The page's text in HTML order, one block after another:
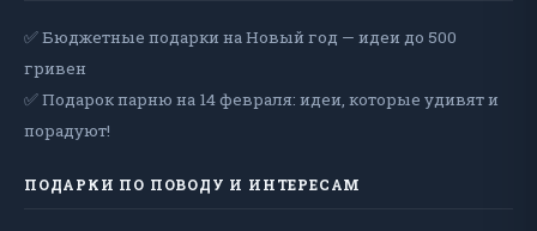
✅ Бюджетные подарки на Новый год — идеи до 500
гривен
✅ Подарок парню на 14 февраля: идеи, которые удивят и
порадуют!
ПОДАРКИ ПО ПОВОДУ И ИНТЕРЕСАМ